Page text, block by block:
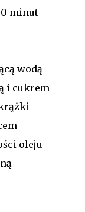
minut
wodą
i cukrem
oleju